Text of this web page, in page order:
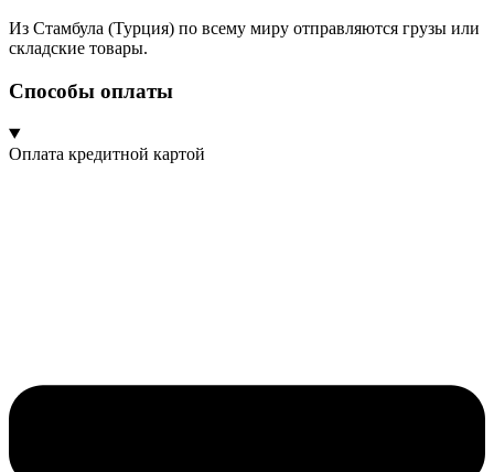
Из Стамбула (Турция) по всему миру отправляются грузы или
складские товары.
Способы оплаты
Оплата кредитной картой